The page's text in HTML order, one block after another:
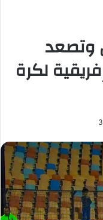
وتصعد
لكرة